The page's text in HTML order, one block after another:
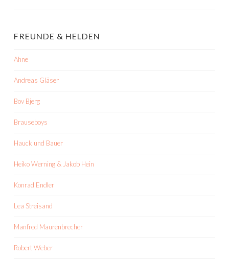
FREUNDE & HELDEN
Ahne
Andreas Gläser
Bov Bjerg
Brauseboys
Hauck und Bauer
Heiko Werning & Jakob Hein
Konrad Endler
Lea Streisand
Manfred Maurenbrecher
Robert Weber